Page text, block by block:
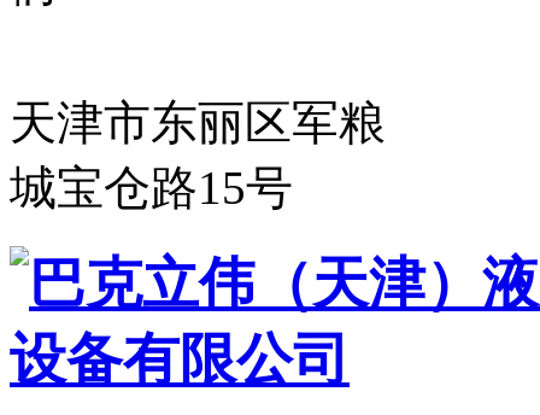
天津市东丽区军粮
城宝仓路15号